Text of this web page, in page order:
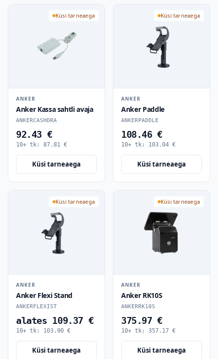
Küsi tarneaega
ANKER
Anker Kassa sahtli avaja
ANKERCASHDRA
92.43 €
10+ tk: 87.81 €
Küsi tarneaega
Küsi tarneaega
ANKER
Anker Paddle
ANKERPADDLE
108.46 €
10+ tk: 103.04 €
Küsi tarneaega
Küsi tarneaega
ANKER
Anker Flexi Stand
ANKERFLEXIST
alates 109.37 €
10+ tk: 103.90 €
Küsi tarneaega
Küsi tarneaega
ANKER
Anker RK10S
ANKERRK10S
375.97 €
10+ tk: 357.17 €
Küsi tarneaega